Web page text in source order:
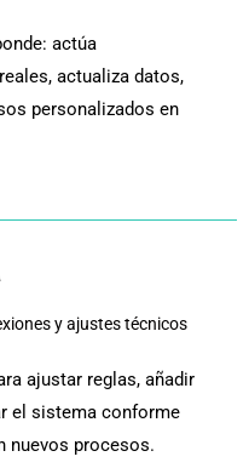
actúa
actualiza datos,
personalizados en
y ajustes técnicos
ajustar reglas, añadir
el sistema conforme
nuevos procesos.